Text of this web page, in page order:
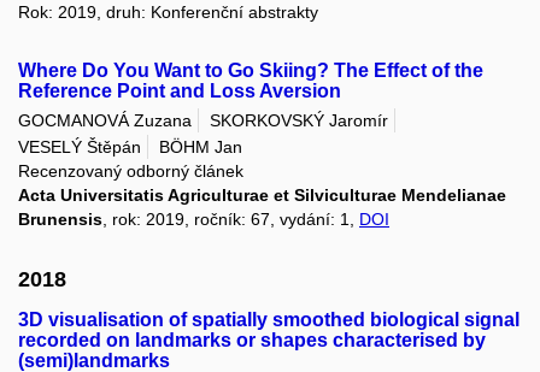
Rok: 2019, druh: Konferenční abstrakty
Where Do You Want to Go Skiing? The Effect of the
Reference Point and Loss Aversion
GOCMANOVÁ Zuzana
SKORKOVSKÝ Jaromír
VESELÝ Štěpán
BÖHM Jan
Recenzovaný odborný článek
Acta Universitatis Agriculturae et Silviculturae Mendelianae
Brunensis , rok: 2019, ročník: 67, vydání: 1, DOI
2018
3D visualisation of spatially smoothed biological signal
recorded on landmarks or shapes characterised by
(semi)landmarks